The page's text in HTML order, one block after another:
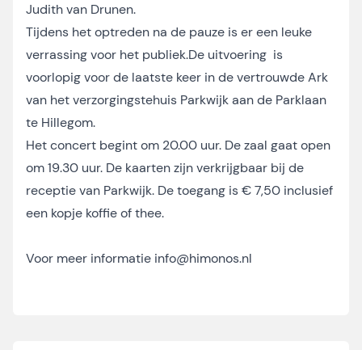
Judith van Drunen.
Tijdens het optreden na de pauze is er een leuke
verrassing voor het publiek.De uitvoering is
voorlopig voor de laatste keer in de vertrouwde Ark
van het verzorgingstehuis Parkwijk aan de Parklaan
te Hillegom.
Het concert begint om 20.00 uur. De zaal gaat open
om 19.30 uur. De kaarten zijn verkrijgbaar bij de
receptie van Parkwijk. De toegang is € 7,50 inclusief
een kopje koffie of thee.
Voor meer informatie info@himonos.nl